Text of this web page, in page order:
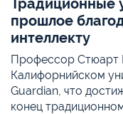
Традиционные
прошлое
интеллекту
Профессор Стюарт
Калифорнийском
Guardian, что
конец